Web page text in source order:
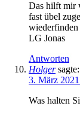
Das hilft mir
fast übel
LG Jonas
Antworten
Holger sagte:
3. März
Was halten